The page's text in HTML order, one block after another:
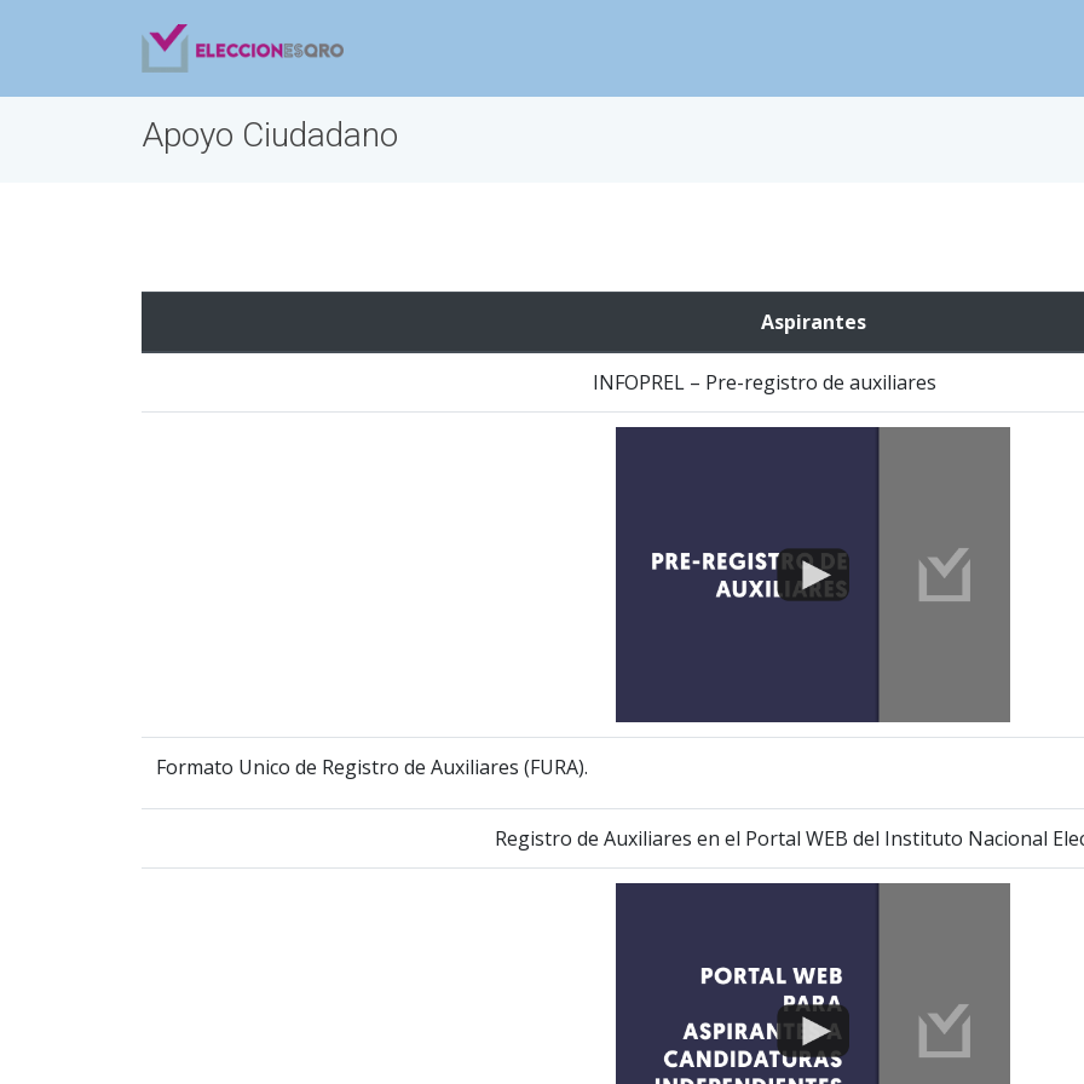
Apoyo Ciudadano
Aspirantes
INFOPREL – Pre-registro de auxiliares
Formato Unico de Registro de Auxiliares (FURA).
Registro de Auxiliares en el Portal WEB del Instituto Nacional